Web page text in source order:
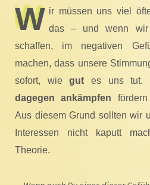
W ir müssen uns viel
das – und wenn wir
schaffen, im negativen
machen, dass unsere
sofort, wiegut es uns tut.
dagegen ankämpfen
Aus diesem Grund sollten wir
Interessen nicht kaputt
Theorie.